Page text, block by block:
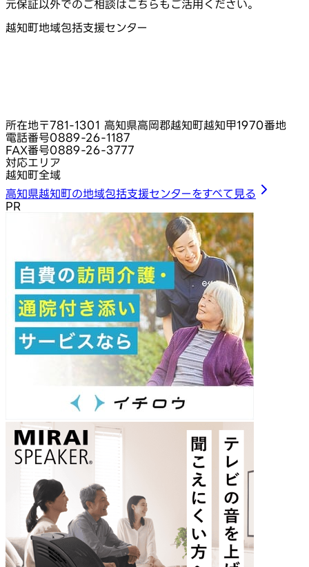
元保証以外でのご相談はこちらもご活用ください。
越知町地域包括支援センター
所在地〒781-1301 高知県高岡郡越知町越知甲1970番地
電話番号0889-26-1187
FAX番号0889-26-3777
対応エリア
越知町全域
高知県越知町の地域包括支援センターをすべて見る
PR